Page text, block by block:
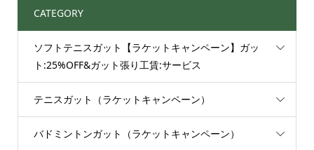
CATEGORY
ソフトテニスガット【ラケットキャンペーン】ガッ
ト:25%OFF&ガット張り工賃:サービス
テニスガット（ラケットキャンペーン）
バドミントンガット（ラケットキャンペーン）